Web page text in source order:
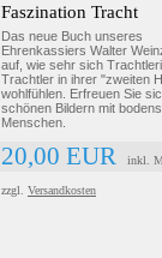
Faszination Tracht
Das neue Buch unseres
Ehrenkassiers Walter
auf, wie sehr sich
Trachtler in ihrer "zweiten
wohlfühlen. Erfreuen Sie
schönen Bildern mit
Menschen.
20,00 EUR inkl.
zzgl. Versandkosten